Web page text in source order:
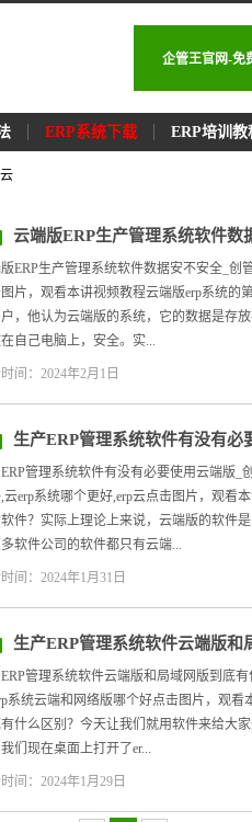
企管王官网-免
ERP系统下载 ERP培训教
云端版ERP生产管理系统软件数
ERP生产管理系统软件数据安不安全_创
片，观看本讲视频教程云端版erp系统的
，他认为云端版的系统，它的数据是存
自己电脑上，安全。实...
间：2024年2月1日
生产ERP管理系统软件有没有必
管理系统软件有没有必要使用云端版_
云erp系统哪个更好,erp云点击图片，观看
件？实际上理论上来说，云端版的软件
软件公司的软件都只有云端...
间：2024年1月31日
生产ERP管理系统软件云端版和
管理系统软件云端版和局域网版到底
系统云端和网络版哪个好点击图片，观
什么区别？今天让我们就用软件来给大
们现在桌面上打开了er...
间：2024年1月29日